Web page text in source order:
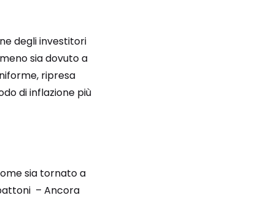
degli investitori
sia dovuto a
ripresa
di inflazione più
sia tornato a
– Ancora